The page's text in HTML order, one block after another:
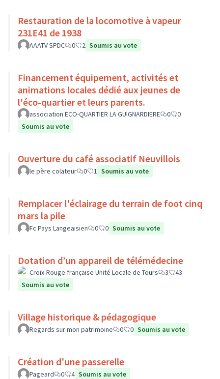
Restauration de la locomotive à vapeur
231E41 de 1938
AAATV SPDC 0 2 Soumis au vote
Financement équipement, activités et
animations locales dédié aux jeunes de
l'éco-quartier et leurs parents.
association ECO-QUARTIER LA GUIGNARDIERE 0
0
Soumis au vote
Ouverture du café associatif Neuvillois
le père colateur 0 1 Soumis au vote
Remplacer l'éclairage du terrain de foot cinq
mars la pile
Fc Pays Langeaisien 0 0 Soumis au vote
Dotation d’un appareil de télémédecine
Croix-Rouge française Unité Locale de Tours 3
43
Soumis au vote
Village historique & pédagogique
Regards sur mon patrimoine 0 0 Soumis au vote
Création d'une passerelle
Pageard 0 4 Soumis au vote